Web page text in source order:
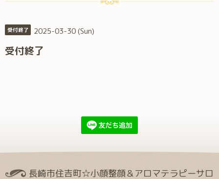
受付終了 2025-03-30 (Sun)
受付終了
長崎市住吉町☆小顔整顔＆アロマテラピーサロ